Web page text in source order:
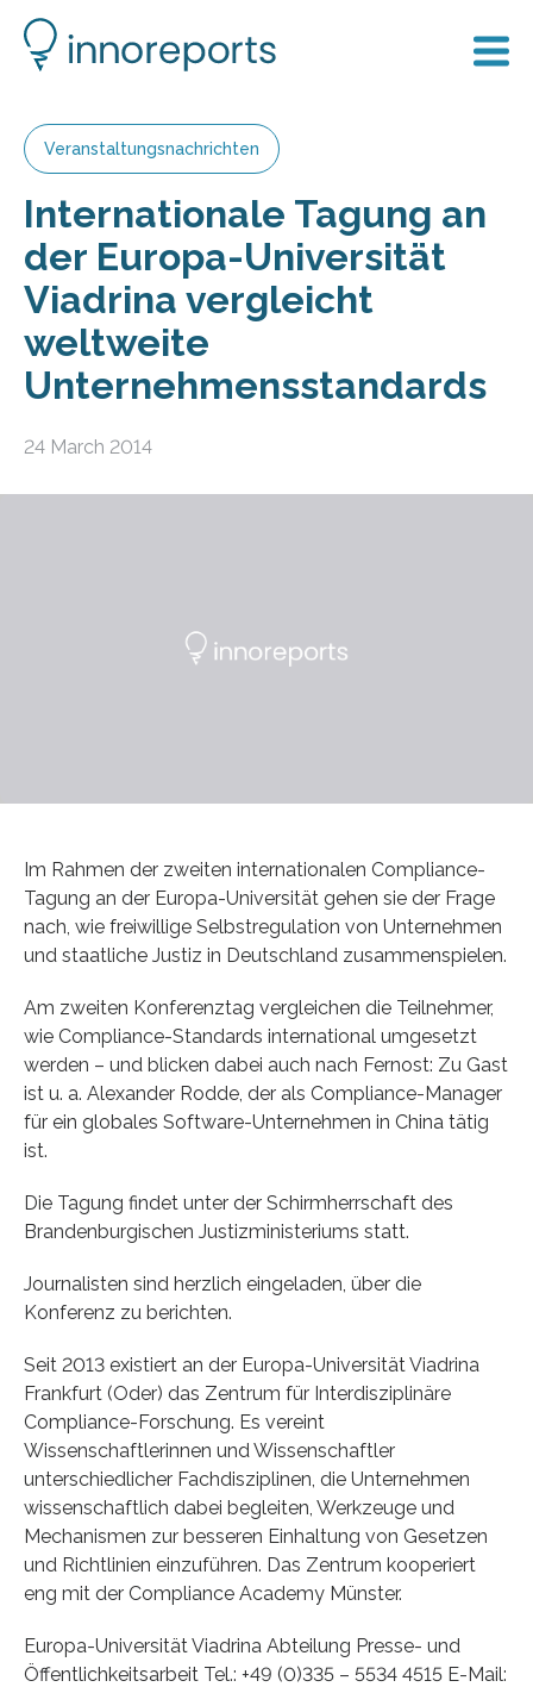
Veranstaltungsnachrichten
Internationale Tagung an
der Europa-Universität
Viadrina vergleicht
weltweite
Unternehmensstandards
24 March 2014
Im Rahmen der zweiten internationalen Compliance-
Tagung an der Europa-Universität gehen sie der Frage
nach, wie freiwillige Selbstregulation von Unternehmen
und staatliche Justiz in Deutschland zusammenspielen.
Am zweiten Konferenztag vergleichen die Teilnehmer,
wie Compliance-Standards international umgesetzt
werden – und blicken dabei auch nach Fernost: Zu Gast
ist u. a. Alexander Rodde, der als Compliance-Manager
für ein globales Software-Unternehmen in China tätig
ist.
Die Tagung findet unter der Schirmherrschaft des
Brandenburgischen Justizministeriums statt.
Journalisten sind herzlich eingeladen, über die
Konferenz zu berichten.
Seit 2013 existiert an der Europa-Universität Viadrina
Frankfurt (Oder) das Zentrum für Interdisziplinäre
Compliance-Forschung. Es vereint
Wissenschaftlerinnen und Wissenschaftler
unterschiedlicher Fachdisziplinen, die Unternehmen
wissenschaftlich dabei begleiten, Werkzeuge und
Mechanismen zur besseren Einhaltung von Gesetzen
und Richtlinien einzuführen. Das Zentrum kooperiert
eng mit der Compliance Academy Münster.
Europa-Universität Viadrina Abteilung Presse- und
Öffentlichkeitsarbeit Tel.: +49 (0)335 – 5534 4515 E-Mail: